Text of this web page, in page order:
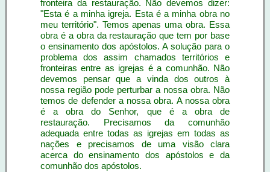
fronteira da restauração. Não devemos dizer:
"Esta é a minha igreja. Esta é a minha obra no
meu território". Temos apenas uma obra. Essa
obra é a obra da restauração que tem por base
o ensinamento dos apóstolos. A solução para o
problema dos assim chamados territórios e
fronteiras entre as igrejas é a comunhão. Não
devemos pensar que a vinda dos outros à
nossa região pode perturbar a nossa obra. Não
temos de defender a nossa obra. A nossa obra
é a obra do Senhor, que é a obra de
restauração. Precisamos da comunhão
adequada entre todas as igrejas em todas as
nações e precisamos de uma visão clara
acerca do ensinamento dos apóstolos e da
comunhão dos apóstolos.